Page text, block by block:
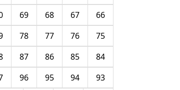
66
67
68
69
75
76
77
78
84
85
86
87
93
94
95
96